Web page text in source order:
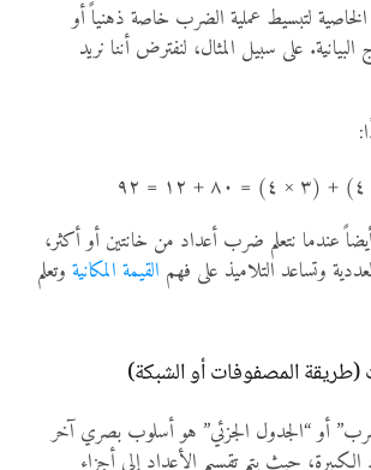
لتبسيط عملية الضرب خاصة ذهنياً أو
على سبيل المثال، لنفترض أننا نريد
عندما نتعلم ضرب أعداد من خانتين أو أكثر،
وتساعد التلاميذ على فهم القيمة المكانيةوتعلم
(طريقة المصفوفات أو الشبكة)
أو “الجدول الجزئي” هو أسلوب بصري آخر
حيث يتم تقسيم الأعداد إلى أجزاء